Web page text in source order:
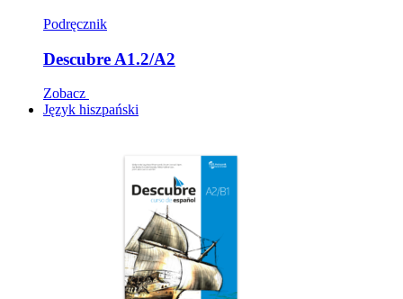
Podręcznik
Descubre A1.2/A2
Zobacz
Język hiszpański